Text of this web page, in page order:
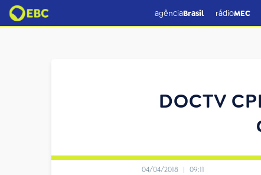
agênciaBrasil rádioMEC
DOCTV
04/04/2018 | 09:11